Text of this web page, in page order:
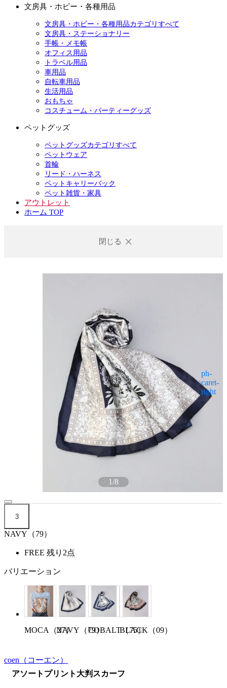
文房具・ホビー・各種用品
文房具・ホビー・各種用品カテゴリすべて
文房具・ステーショナリー
手帳・メモ帳
オフィス用品
トラベル用品
車用品
自転車用品
生活用品
おもちゃ
コスチューム・パーティーグッズ
ペットグッズ
ペットグッズカテゴリすべて
ペットウェア
首輪
リード・ハーネス
ペットキャリーバック
ペット雑貨・家具
アウトレット
ホーム TOP
閉じる
1/8
3
NAVY（79）
FREE 残り2点
バリエーション
MOCA（27）NAVY（79）COBALT（75）
BLACK（09）
coen （コーエン）
アソートプリント大判スカーフ